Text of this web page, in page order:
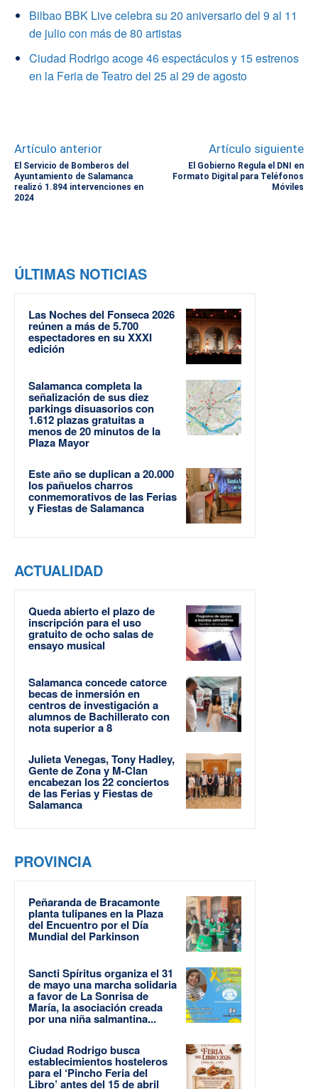
Bilbao BBK Live celebra su 20 aniversario del 9 al 11
de julio con más de 80 artistas
Ciudad Rodrigo acoge 46 espectáculos y 15 estrenos
en la Feria de Teatro del 25 al 29 de agosto
Artículo anterior
El Servicio de Bomberos del
Ayuntamiento de Salamanca
realizó 1.894 intervenciones en
2024
Artículo siguiente
El Gobierno Regula el DNI en
Formato Digital para Teléfonos
Móviles
ÚLTIMAS NOTICIAS
Las Noches del Fonseca 2026
reúnen a más de 5.700
espectadores en su XXXI
edición
Salamanca completa la
señalización de sus diez
parkings disuasorios con
1.612 plazas gratuitas a
menos de 20 minutos de la
Plaza Mayor
Este año se duplican a 20.000
los pañuelos charros
conmemorativos de las Ferias
y Fiestas de Salamanca
ACTUALIDAD
Queda abierto el plazo de
inscripción para el uso
gratuito de ocho salas de
ensayo musical
Salamanca concede catorce
becas de inmersión en
centros de investigación a
alumnos de Bachillerato con
nota superior a 8
Julieta Venegas, Tony Hadley,
Gente de Zona y M-Clan
encabezan los 22 conciertos
de las Ferias y Fiestas de
Salamanca
PROVINCIA
Peñaranda de Bracamonte
planta tulipanes en la Plaza
del Encuentro por el Día
Mundial del Parkinson
Sancti Spíritus organiza el 31
de mayo una marcha solidaria
a favor de La Sonrisa de
María, la asociación creada
por una niña salmantina...
Ciudad Rodrigo busca
establecimientos hosteleros
para el ‘Pincho Feria del
Libro’ antes del 15 de abril